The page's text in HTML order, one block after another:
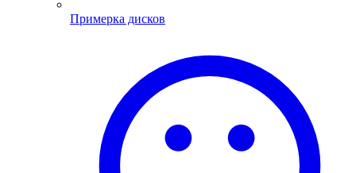
Примерка дисков